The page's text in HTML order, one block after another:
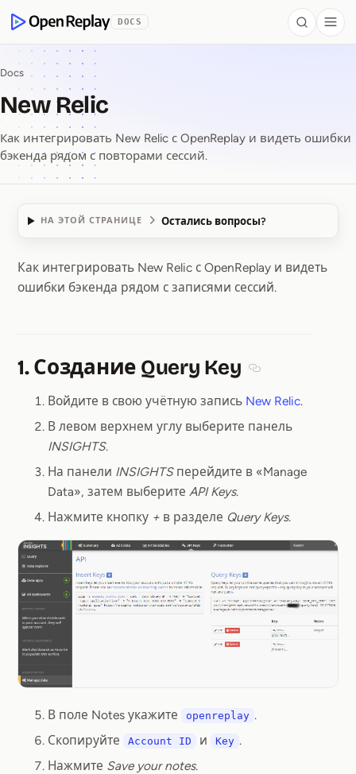
OpenReplay
DOCS Search
Docs
New Relic
Как интегрировать New Relic с OpenReplay и видеть ошибки
бэкенда рядом с повторами сессий.
НА ЭТОЙ СТРАНИЦЕ Остались вопросы?
New Relic
Как интегрировать New Relic с OpenReplay и видеть
ошибки бэкенда рядом с записями сессий.
1. Создание Query Key
Войдите в свою учётную запись New Relic.
В левом верхнем углу выберите панель
INSIGHTS.
На панели INSIGHTSперейдите в «Manage
Data», затем выберите API Keys.
Нажмите кнопку + в разделе Query Keys.
В поле Notes укажите openreplay .
Скопируйте
Account ID и Key .
Нажмите Save your notes.